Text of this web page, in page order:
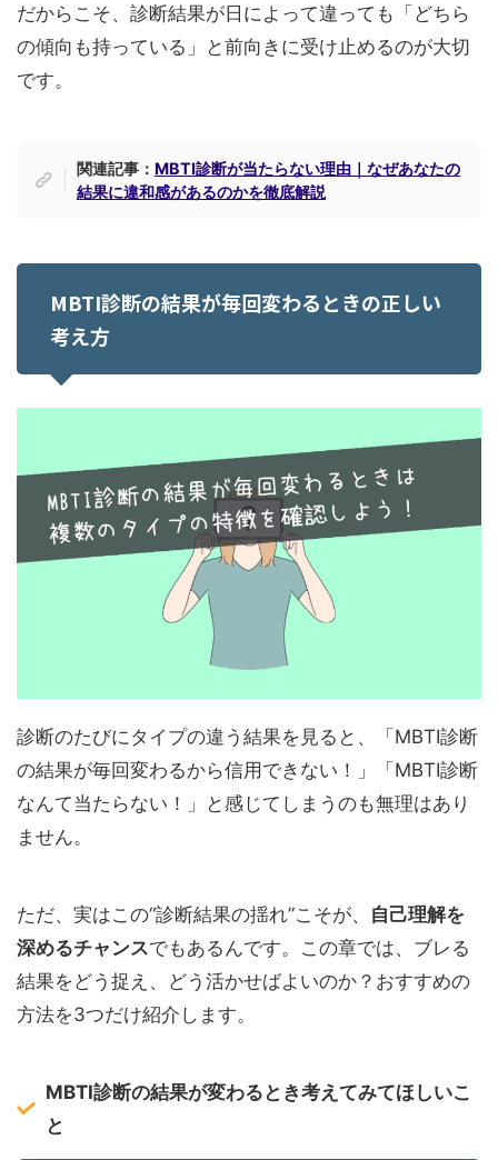
だからこそ、診断結果が日によって違っても「どちら
の傾向も持っている」と前向きに受け止めるのが大切
です。
関連記事： MBTI診断が当たらない理由｜なぜあなたの
結果に違和感があるのかを徹底解説
MBTI診断の結果が毎回変わるときの正しい
考え方
診断のたびにタイプの違う結果を見ると、「MBTI診断
の結果が毎回変わるから信用できない！」「MBTI診断
なんて当たらない！」と感じてしまうのも無理はあり
ません。
ただ、実はこの“診断結果の揺れ”こそが、 自己理解を
深めるチャンスでもあるんです。この章では、ブレる
結果をどう捉え、どう活かせばよいのか？おすすめの
方法を3つだけ紹介します。
MBTI診断の結果が変わるとき考えてみてほしいこ
と